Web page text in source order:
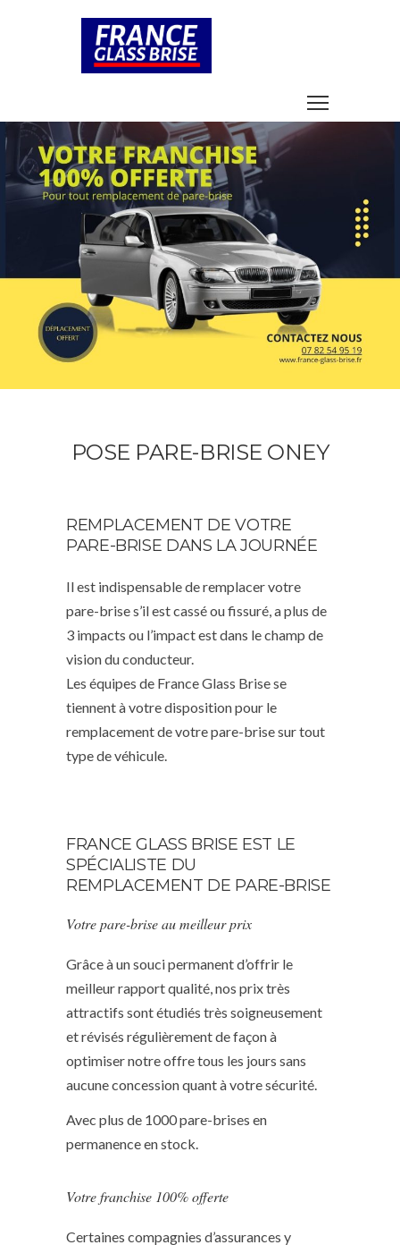
POSE PARE-BRISE ONEY
REMPLACEMENT DE VOTRE
PARE-BRISE DANS LA JOURNÉE
Il est indispensable de remplacer votre
pare-brise s’il est cassé ou fissuré, a plus de
3 impacts ou l’impact est dans le champ de
vision du conducteur.
Les équipes de France Glass Brise se
tiennent à votre disposition pour le
remplacement de votre pare-brise sur tout
type de véhicule.
FRANCE GLASS BRISE EST LE
SPÉCIALISTE DU
REMPLACEMENT DE PARE-BRISE
Votre pare-brise au meilleur prix
Grâce à un souci permanent d’offrir le
meilleur rapport qualité, nos prix très
attractifs sont étudiés très soigneusement
et révisés régulièrement de façon à
optimiser notre offre tous les jours sans
aucune concession quant à votre sécurité.
Avec plus de 1000 pare-brises en
permanence en stock.
Votre franchise 100% offerte
Certaines compagnies d’assurances y